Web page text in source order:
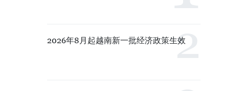
2026年8月起越南新一批经济政策生效